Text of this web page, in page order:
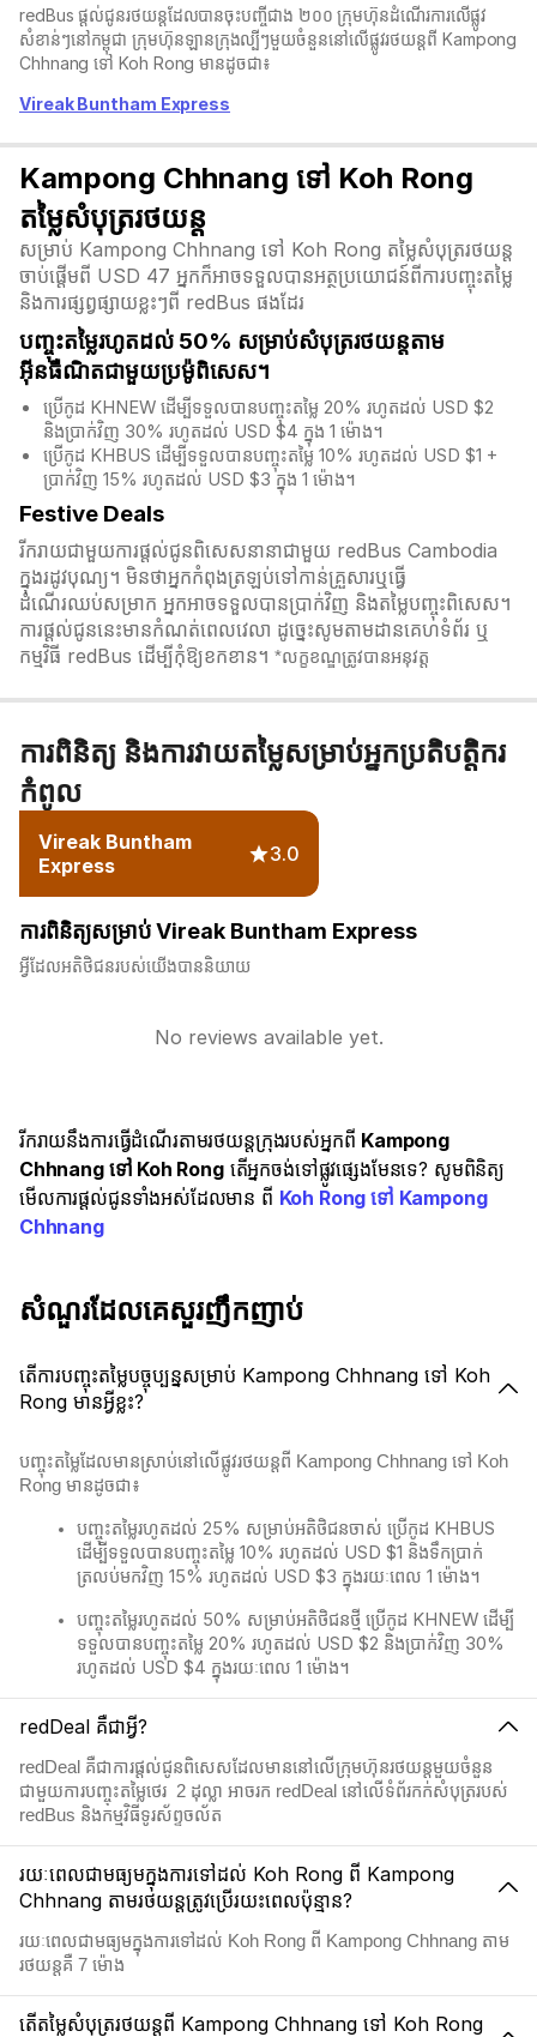
redBus ផ្តល់ជូនរថយន្តដែលបានចុះបញ្ចីជាង ២០០ ក្រុមហ៊ុនដំណើរការលើផ្លូវ
សំខាន់ៗនៅកម្ពុជា ក្រុមហ៊ុនឡានក្រុង​ល្បីៗមួយចំនួននៅលើផ្លូវរថយន្តពី Kampong
Chhnang ទៅ Koh Rong មានដូចជា៖
Vireak Buntham Express
Kampong Chhnang ទៅ Koh Rong
តម្លៃសំបុត្ររថយន្ត
សម្រាប់ Kampong Chhnang ទៅ Koh Rong តម្លៃសំបុត្ររថយន្ត
ចាប់ផ្តើមពី USD 47 អ្នកក៏អាចទទួលបានអត្ថប្រយោជន៍ពីការបញ្ចុះតម្លៃ
និងការផ្សព្វផ្សាយខ្លះៗពី redBus ផងដែរ
បញ្ចុះតម្លៃរហូតដល់ 50% សម្រាប់សំបុត្ររថយន្តតាម
អ៊ីនធឺណិតជាមួយប្រម៉ូពិសេស។
ប្រើកូដ KHNEW ដើម្បីទទួលបានបញ្ចុះតម្លៃ 20% រហូតដល់ USD $2
និងប្រាក់វិញ 30% រហូតដល់ USD $4 ក្នុង 1 ម៉ោង។
ប្រើកូដ KHBUS ដើម្បីទទួលបានបញ្ចុះតម្លៃ 10% រហូតដល់ USD $1 +
ប្រាក់វិញ 15% រហូតដល់ USD $3 ក្នុង 1 ម៉ោង។
Festive Deals
រីករាយជាមួយការផ្តល់ជូនពិសេសនានាជាមួយ redBus Cambodia
ក្នុងរដូវបុណ្យ។ មិនថាអ្នកកំពុងត្រឡប់ទៅកាន់គ្រួសារឬធ្វើ
ដំណើរឈប់សម្រាក អ្នកអាចទទួលបានប្រាក់វិញ និងតម្លៃបញ្ចុះពិសេស។
ការផ្តល់ជូននេះមានកំណត់ពេលវេលា ដូច្នេះសូមតាមដានគេហទំព័រ ឬ
កម្មវិធី redBus ដើម្បីកុំឱ្យខកខាន។ *លក្ខខណ្ឌត្រូវបានអនុវត្ត
ការពិនិត្យ និងការវាយតម្លៃសម្រាប់អ្នកប្រតិបត្តិករ
កំពូល
Vireak Buntham
Express
3.0
ការពិនិត្យសម្រាប់ Vireak Buntham Express
អ្វីដែលអតិថិជនរបស់យើងបាននិយាយ
No reviews available yet.
រីករាយនឹងការធ្វើដំណើរតាមរថយន្តក្រុងរបស់អ្នកពី Kampong
Chhnang ទៅ Koh Rongតើអ្នកចង់ទៅផ្លូវផ្សេងមែនទេ? សូមពិនិត្យ
មើលការផ្តល់ជូនទាំងអស់ដែលមាន ពី Koh Rong ទៅ Kampong
Chhnang
សំណួរដែលគេសួរញឹកញាប់
តើការបញ្ចុះតម្លៃបច្ចុប្បន្នសម្រាប់ Kampong Chhnang ទៅ Koh
Rong មានអ្វីខ្លះ?
បញ្ចុះតម្លៃដែលមានស្រាប់នៅលើផ្លូវរថយន្តពី Kampong Chhnang ទៅ Koh
Rong មានដូចជា៖
បញ្ចុះតម្លៃរហូតដល់ 25% សម្រាប់អតិថិជនចាស់ ប្រើកូដ KHBUS
ដើម្បីទទួលបានបញ្ចុះតម្លៃ 10% រហូតដល់ USD $1 និងទឹកប្រាក់
ត្រលប់មកវិញ 15% រហូតដល់ USD $3 ក្នុងរយៈពេល 1 ម៉ោង។
បញ្ចុះតម្លៃរហូតដល់ 50% សម្រាប់អតិថិជនថ្មី ប្រើកូដ KHNEW ដើម្បី
ទទួលបានបញ្ចុះតម្លៃ 20% រហូតដល់ USD $2 និងប្រាក់វិញ 30%
រហូតដល់ USD $4 ក្នុងរយៈពេល 1 ម៉ោង។
redDeal គឺជាអ្វី?
redDeal គឺជាការផ្តល់ជូនពិសេសដែលមាននៅលើក្រុមហ៊ុនរថយន្តមួយចំនួន
ជាមួយការបញ្ចុះតម្លៃថេរ 2​ ដុល្លា អាចរក redDeal នៅលើទំព័រកក់សំបុត្ររបស់
redBus និងកម្មវិធីទូរស័ព្ទចល័ត
រយៈពេលជាមធ្យមក្នុងការទៅដល់ Koh Rong ពី Kampong
Chhnang តាមរថយន្តត្រូវប្រើរយះពេលប៉ុន្មាន?
រយៈពេលជាមធ្យមក្នុងការទៅដល់ Koh Rong ពី Kampong Chhnang តាម
រថយន្តគឺ 7 ម៉ោង
តើតម្លៃសំបុត្ររថយន្តពី Kampong Chhnang ទៅ Koh Rong